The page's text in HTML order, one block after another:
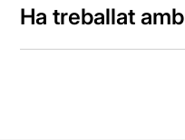
Ha treballat amb